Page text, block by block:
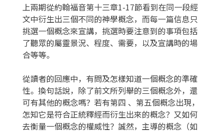
上兩期從約翰福音第十三章1-17節看到在同一段經
文中衍生出三個不同的神學概念，而每一篇信息只
挑選一個概念來宣講，挑選時要注意到的事項包括
了聽眾的屬靈景況、程度、需要，以及宣講時的場
合等等。
從讀者的回應中，有問及怎樣知道一個概念的準確
性。換句話說，除了前文所列舉的三個概念外，還
可有其他的概念嗎？若有第四 、第五個概念出現，
怎知它是符合正統釋經而衍生出來的概念？又如何
去衡量一個概念的權威性？誠然，主導的概念（如